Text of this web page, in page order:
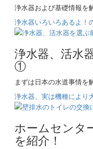
浄水器および基礎情報を
浄水器いろいろあるよ！
浄水器、活水
①
まずは日本の水道事情を
浄水器、実は機種により
ホームセンタ
を紹介！